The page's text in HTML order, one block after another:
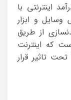
اینترنتی با
و ابزار
از طریق
که اینترنت
تاثیر قرار